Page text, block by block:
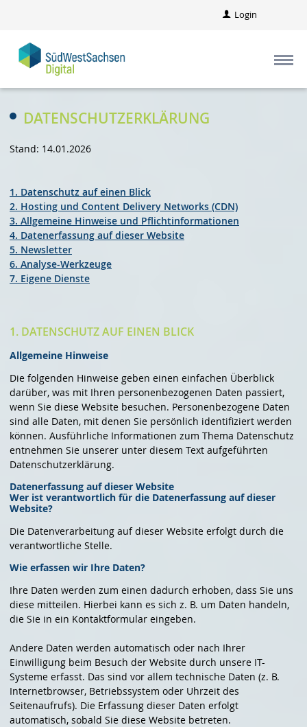
Login
DATENSCHUTZERKLÄRUNG
Stand: 14.01.2026
1. Datenschutz auf einen Blick
2. Hosting und Content Delivery Networks (CDN)
3. Allgemeine Hinweise und Pflicht­informationen
4. Datenerfassung auf dieser Website
5. Newsletter
6. Analyse-Werkzeuge
7. Eigene Dienste
1. DATENSCHUTZ AUF EINEN BLICK
Allgemeine Hinweise
Die folgenden Hinweise geben einen einfachen Überblick
darüber, was mit Ihren personenbezogenen Daten passiert,
wenn Sie diese Website besuchen. Personenbezogene Daten
sind alle Daten, mit denen Sie persönlich identifiziert werden
können. Ausführliche Informationen zum Thema Datenschutz
entnehmen Sie unserer unter diesem Text aufgeführten
Datenschutzerklärung.
Datenerfassung auf dieser Website
Wer ist verantwortlich für die Datenerfassung auf dieser
Website?
Die Datenverarbeitung auf dieser Website erfolgt durch die
verantwortliche Stelle.
Wie erfassen wir Ihre Daten?
Ihre Daten werden zum einen dadurch erhoben, dass Sie uns
diese mitteilen. Hierbei kann es sich z. B. um Daten handeln,
die Sie in ein Kontaktformular eingeben.
Andere Daten werden automatisch oder nach Ihrer
Einwilligung beim Besuch der Website durch unsere IT-
Systeme erfasst. Das sind vor allem technische Daten (z. B.
Internetbrowser, Betriebssystem oder Uhrzeit des
Seitenaufrufs). Die Erfassung dieser Daten erfolgt
automatisch, sobald Sie diese Website betreten.